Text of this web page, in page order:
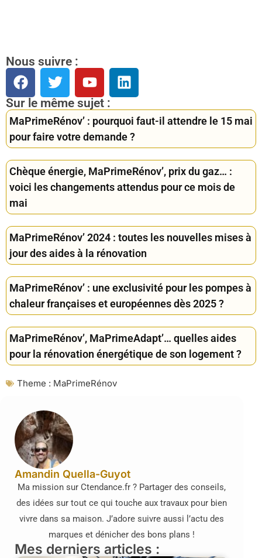
Nous suivre :
Sur le même sujet :
MaPrimeRénov’ : pourquoi faut-il attendre le 15 mai
pour faire votre demande ?
Chèque énergie, MaPrimeRénov’, prix du gaz… :
voici les changements attendus pour ce mois de
mai
MaPrimeRénov’ 2024 : toutes les nouvelles mises à
jour des aides à la rénovation
MaPrimeRénov’ : une exclusivité pour les pompes à
chaleur françaises et européennes dès 2025 ?
MaPrimeRénov’, MaPrimeAdapt’… quelles aides
pour la rénovation énergétique de son logement ?
Theme : MaPrimeRénov
Amandin Quella-Guyot
Ma mission sur Ctendance.fr ? Partager des conseils,
des idées sur tout ce qui touche aux travaux pour bien
vivre dans sa maison. J’adore suivre aussi l’actu des
marques et dénicher des bons plans !
Mes derniers articles :